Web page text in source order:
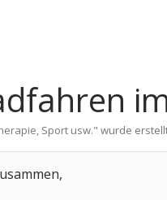
Sport usw." wurde